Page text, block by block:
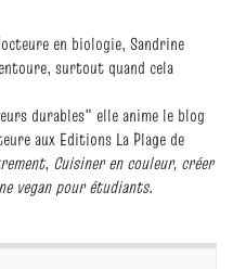
en biologie, Sandrine
surtout quand cela
durables" elle anime le blog
aux Editions La Plage de
, Cuisiner en couleur, créer
vegan pour étudiants.